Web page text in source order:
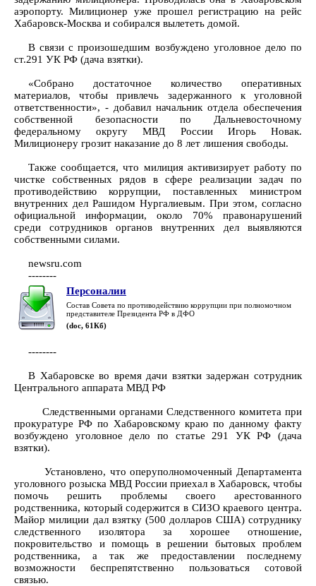
аэропорту. Милиционер уже прошел регистрацию на рейс
Хабаровск-Москва и собирался вылететь домой.
В связи с произошедшим возбуждено уголовное дело по
ст.291 УК РФ (дача взятки).
«Собрано достаточное количество оперативных
материалов, чтобы привлечь задержанного к уголовной
ответственности», - добавил начальник отдела обеспечения
собственной безопасности по Дальневосточному
федеральному округу МВД России Игорь Новак.
Милиционеру грозит наказание до 8 лет лишения свободы.
Также сообщается, что милиция активизирует работу по
чистке собственных рядов в сфере реализации задач по
противодействию коррупции, поставленных министром
внутренних дел Рашидом Нургалиевым. При этом, согласно
официальной информации, около 70% правонарушений
среди сотрудников органов внутренних дел выявляются
собственными силами.
newsru.com
--------
Персоналии
Состав Совета по противодействию коррупции при полномочном
представителе Президента РФ в ДФО
(doc, 61Кб)
--------
В Хабаровске во время дачи взятки задержан сотрудник
Центрального аппарата МВД РФ
Следственными органами Следственного комитета при
прокуратуре РФ по Хабаровскому краю по данному факту
возбуждено уголовное дело по статье 291 УК РФ (дача
взятки).
Установлено, что оперуполномоченный Департамента
уголовного розыска МВД России приехал в Хабаровск, чтобы
помочь решить проблемы своего арестованного
родственника, который содержится в СИЗО краевого центра.
Майор милиции дал взятку (500 долларов США) сотруднику
следственного изолятора за хорошее отношение,
покровительство и помощь в решении бытовых проблем
родственника, а так же предоставлении последнему
возможности беспрепятственно пользоваться сотовой
связью.